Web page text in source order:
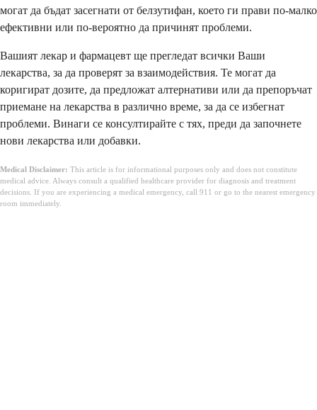
могат да бъдат засегнати от белзутифан, което ги прави по-малко
ефективни или по-вероятно да причинят проблеми.
Вашият лекар и фармацевт ще прегледат всички Ваши
лекарства, за да проверят за взаимодействия. Те могат да
коригират дозите, да предложат алтернативи или да препоръчат
приемане на лекарства в различно време, за да се избегнат
проблеми. Винаги се консултирайте с тях, преди да започнете
нови лекарства или добавки.
Medical Disclaimer: This article is for informational purposes only and does not constitute
medical advice. Always consult a qualified healthcare provider for diagnosis and treatment
decisions. If you are experiencing a medical emergency, call 911 or go to the nearest emergency
room immediately.